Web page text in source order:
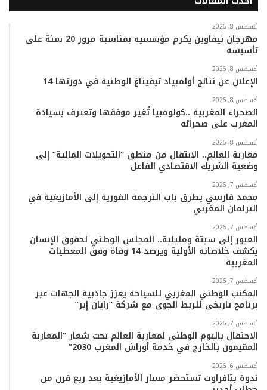
س
ك
ي
ت
ب
س
ر
k
k
ت
س
ب
أغسطس 8, 2026
مهرجان تيفاوين يكرم مؤسسيه بمناسبة مرور 20 سنة على
تأسيسه
أغسطس 8, 2026
الإعلان عن نتائج أولمبياد تيفيناغ الوطنية في دورتها 14
أغسطس 8, 2026
الصحراء المغربية ..كولومبيا تُغير موقفها وتعترف بسيادة
المغرب على صحرائه
أغسطس 8, 2026
مغاربة العالم.. الانتقال من منطق “التحويلات المالية” إلى
وضعية الشريك الاقتصادي الفاعل
أغسطس 7, 2026
محمد فارسي يطرق باب الترجمة الفورية إلى الأمازيغية في
البرلمان المغربي
أغسطس 7, 2026
العبور إلى سبتة ومليلية.. المجلس الوطني لحقوق الإنسان
يكشف خلاصاته الأولية ويرصد 14 وفاة وفق المعطيات
المغربية
أغسطس 7, 2026
المكتب الوطني المغربي للسياحة يعزز جاذبية الجهات عبر
برنامج تاريخي للربط الجوي مع شركة “رايان إير”
أغسطس 7, 2026
الاحتفال باليوم الوطني لمغاربة العالم تحت شعار “المغاربة
المقيمون بالخارج في خدمة أوراش المغرب 2030”
أغسطس 6, 2026
ندوة بتافراوت تستحضر مسار الأمازيغية بعد ربع قرن من